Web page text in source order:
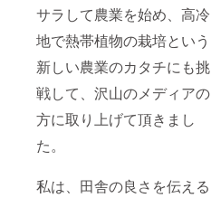
サラして農業を始め、高冷
地で熱帯植物の栽培という
新しい農業のカタチにも挑
戦して、沢山のメディアの
方に取り上げて頂きまし
た。
私は、田舎の良さを伝える